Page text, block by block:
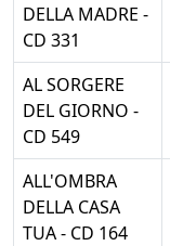
DELLA MADRE -
CD 331
AL SORGERE
DEL GIORNO -
CD 549
ALL'OMBRA
DELLA CASA
TUA - CD 164